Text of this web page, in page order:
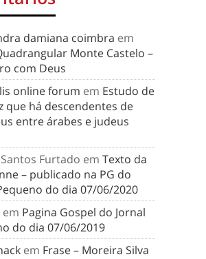
damiana coimbra em
Monte Castelo –
com Deus
online forum em Estudo de
que há descendentes de
entre árabes e judeus
Furtado em Texto da
– publicado na PG do
do dia 07/06/2020
em Pagina Gospel do Jornal
do dia 07/06/2019
em Frase – Moreira Silva